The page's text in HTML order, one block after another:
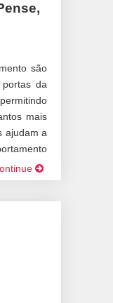
são
da
mais
ajudam a